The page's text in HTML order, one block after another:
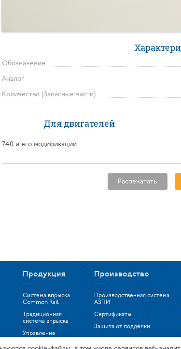
Обозначение
Аналог
Количество (Запасные части)
Для двигателей
740 и его модификации
Распечатать
Продукция
Система впрыска
Common Rail
Традиционная
система впрыска
Управление
Производство
Производственная система
АЗПИ
Сертификаты
Защита от подделки